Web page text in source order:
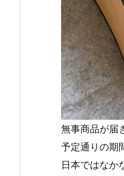
無事商品が届
予定通りの期
日本ではなか